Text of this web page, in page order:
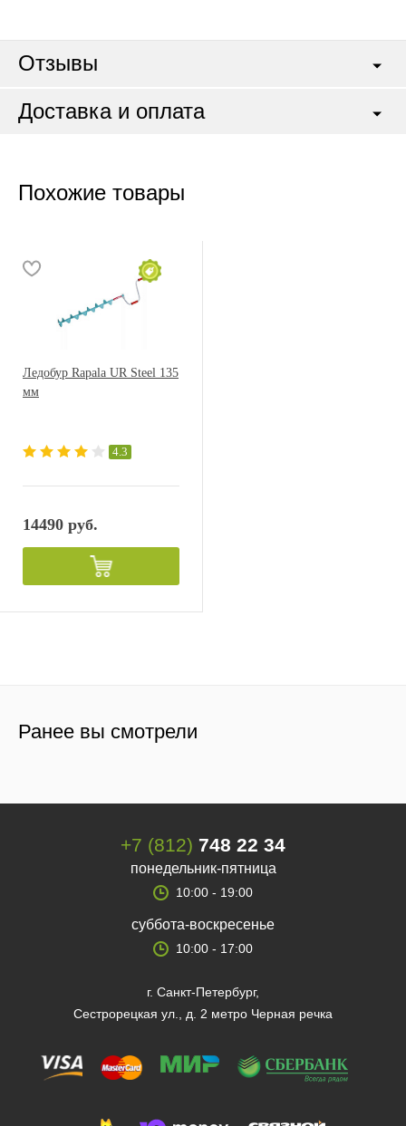
Отзывы
Доставка и оплата
Похожие товары
Ледобур Rapala UR Steel 135
мм
4.3
14490 руб.
Ранее вы смотрели
+7 (812) 748 22 34
понедельник-пятница
10:00 - 19:00
суббота-воскресенье
10:00 - 17:00
г. Санкт-Петербург,
Сестрорецкая ул., д. 2 метро Черная речка